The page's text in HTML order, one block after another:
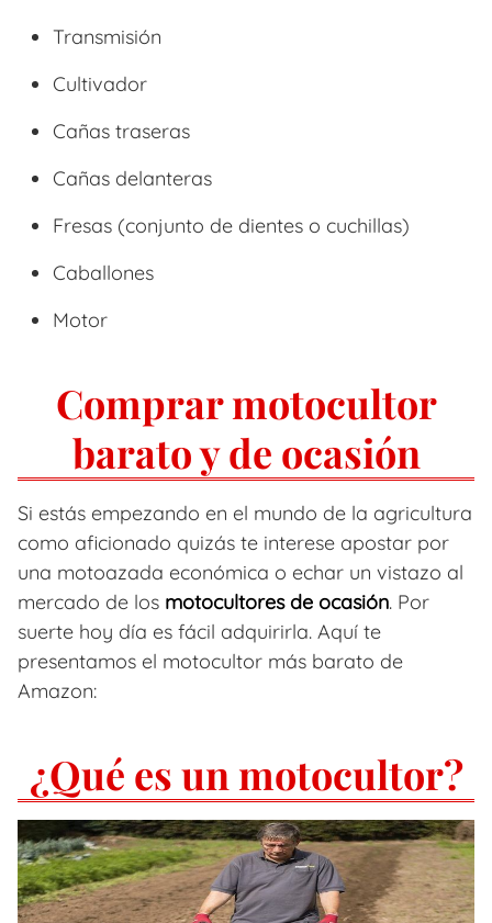
Transmisión
Cultivador
Cañas traseras
Cañas delanteras
Fresas (conjunto de dientes o cuchillas)
Caballones
Motor
Comprar motocultor
barato y de ocasión
Si estás empezando en el mundo de la agricultura
como aficionado quizás te interese apostar por
una motoazada económica o echar un vistazo al
mercado de los motocultores de ocasión. Por
suerte hoy día es fácil adquirirla. Aquí te
presentamos el motocultor más barato de
Amazon:
¿Qué es un motocultor?